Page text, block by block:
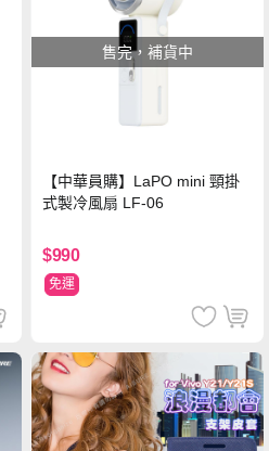
售完，補貨中
【中華員購】LaPO mini 頸掛
式製冷風扇 LF-06
$990
免運